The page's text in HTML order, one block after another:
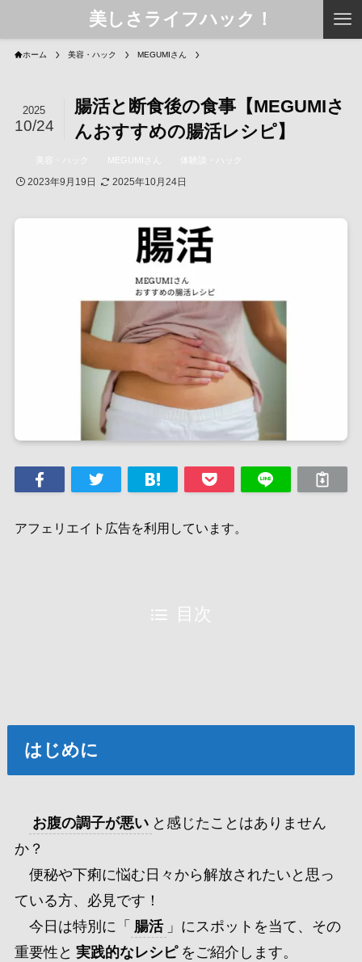
美しさライフハック！
ホーム 美容・ハック MEGUMIさん
腸活と断食後の食事【MEGUMIさ
んおすすめの腸活レシピ】
2025
10/24
美容・ハック MEGUMIさん 体験談・ハック
2023年9月19日 2025年10月24日
アフェリエイト広告を利用しています。
目次
はじめに
お腹の調子が悪い と感じたことはありません
か？
便秘や下痢に悩む日々から解放されたいと思っ
ている方、必見です！
今日は特別に「 腸活 」にスポットを当て、その
重要性と 実践的なレシピ をご紹介します。